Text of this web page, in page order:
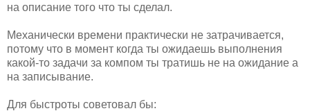
на описание того что ты сделал.
Механически времени практически не затрачивается,
потому что в момент когда ты ожидаешь выполнения
какой-то задачи за компом ты тратишь не на ожидание а
на записывание.
Для быстроты советовал бы: